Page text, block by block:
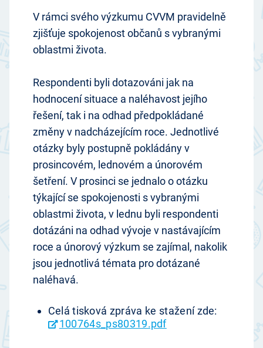
V rámci svého výzkumu CVVM pravidelně
zjišťuje spokojenost občanů s vybranými
oblastmi života.
Respondenti byli dotazováni jak na
hodnocení situace a naléhavost jejího
řešení, tak i na odhad předpokládané
změny v nadcházejícím roce. Jednotlivé
otázky byly postupně pokládány v
prosincovém, lednovém a únorovém
šetření. V prosinci se jednalo o otázku
týkající se spokojenosti s vybranými
oblastmi života, v lednu byli respondenti
dotázáni na odhad vývoje v nastávajícím
roce a únorový výzkum se zajímal, nakolik
jsou jednotlivá témata pro dotázané
naléhavá.
Celá tisková zpráva ke stažení zde:
100764s_ps80319.pdf